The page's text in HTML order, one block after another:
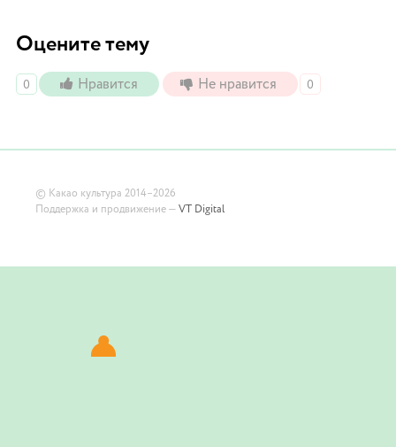
Оцените тему
0 Нравится Не нравится 0
© Какао культура 2014–2026
Поддержка и продвижение — VT Digital